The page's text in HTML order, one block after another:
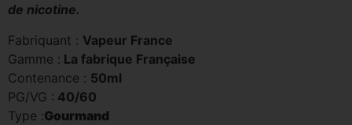
de nicotine.
Fabriquant : Vapeur France
Gamme : La fabrique Française
Contenance : 50ml
PG/VG : 40/60
Type :Gourmand